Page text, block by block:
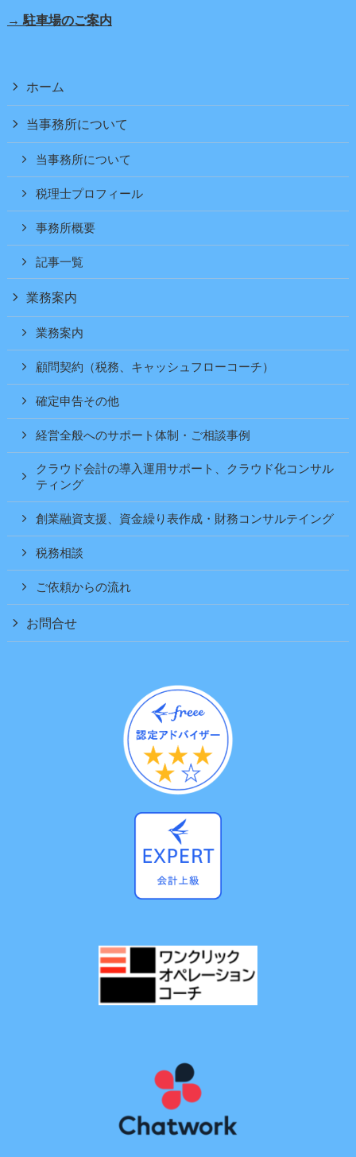
→ 駐車場のご案内
ホーム
当事務所について
当事務所について
税理士プロフィール
事務所概要
記事一覧
業務案内
業務案内
顧問契約（税務、キャッシュフローコーチ）
確定申告その他
経営全般へのサポート体制・ご相談事例
クラウド会計の導入運用サポート、クラウド化コンサル
ティング
創業融資支援、資金繰り表作成・財務コンサルテイング
税務相談
ご依頼からの流れ
お問合せ